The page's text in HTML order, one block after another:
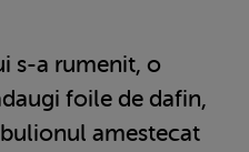
s-a rumenit, o
foile de dafin,
amestecat